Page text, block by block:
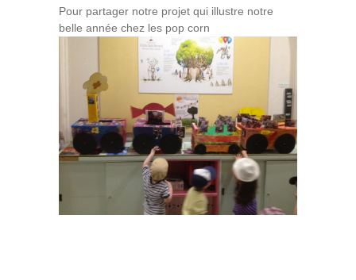
Recrutement
Pour partager notre projet qui illustre notre
belle année chez les pop corn